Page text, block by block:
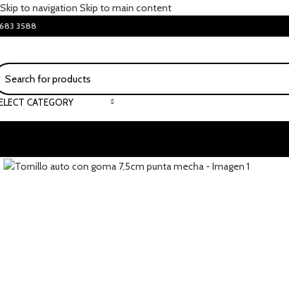
Skip to navigation Skip to main content
3588
CATEGORY